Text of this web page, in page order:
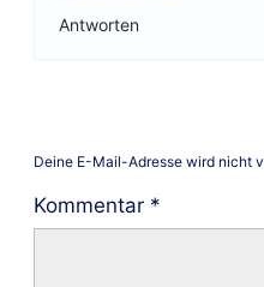
Antworten
Deine E-Mail-Adresse wird nicht
Kommentar *